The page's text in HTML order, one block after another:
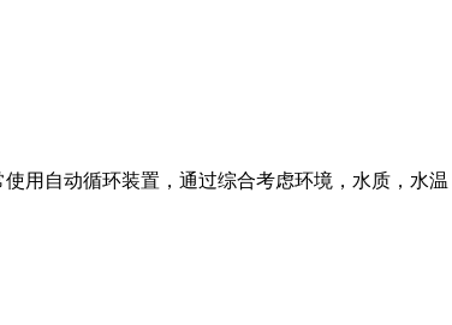
用自动循环装置，通过综合考虑环境，水质，水